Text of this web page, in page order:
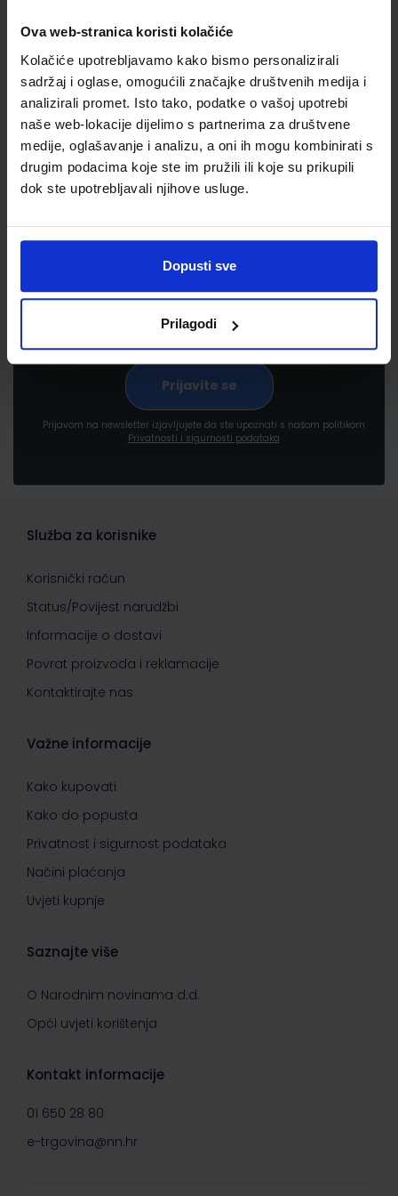
Ova web-stranica koristi kolačiće
Kolačiće upotrebljavamo kako bismo personalizirali
sadržaj i oglase, omogućili značajke društvenih medija i
analizirali promet. Isto tako, podatke o vašoj upotrebi
naše web-lokacije dijelimo s partnerima za društvene
medije, oglašavanje i analizu, a oni ih mogu kombinirati s
drugim podacima koje ste im pružili ili koje su prikupili
dok ste upotrebljavali njihove usluge.
Dopusti sve
Prilagodi
Newsletter prijava
pogodnostima
Prijavom na newsletter izjavljujete da ste upoznati s našom politikom
Privatnosti i sigurnosti podataka
Služba za korisnike
Korisnički račun
Status/Povijest narudžbi
Informacije o dostavi
Povrat proizvoda i reklamacije
Kontaktirajte nas
Važne informacije
Kako kupovati
Kako do popusta
Privatnost i sigurnost podataka
Načini plaćanja
Uvjeti kupnje
Saznajte više
O Narodnim novinama d.d.
Opći uvjeti korištenja
Kontakt informacije
01 650 28 80
e-trgovina@nn.hr